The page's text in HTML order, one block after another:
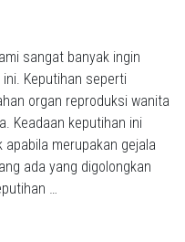
sangat banyak ingin
Keputihan seperti
organ reproduksi wanita
Keadaan keputihan ini
merupakan gejala
ada yang digolongkan
…